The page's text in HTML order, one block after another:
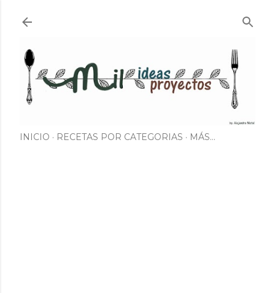
INICIO RECETAS POR CATEGORIAS MÁS…